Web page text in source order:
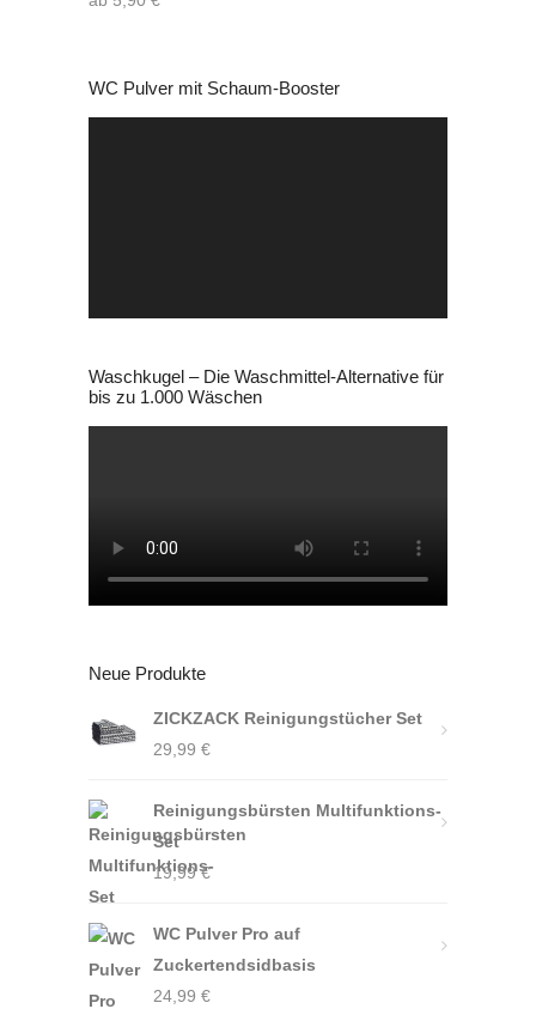
WC Pulver mit Schaum-Booster
Waschkugel – Die Waschmittel-Alternative für
bis zu 1.000 Wäschen
Neue Produkte
ZICKZACK Reinigungstücher Set
29,99 €
Reinigungsbürsten Multifunktions-
Set
19,99€
WC Pulver Pro auf
Zuckertendsidbasis
24,99 €